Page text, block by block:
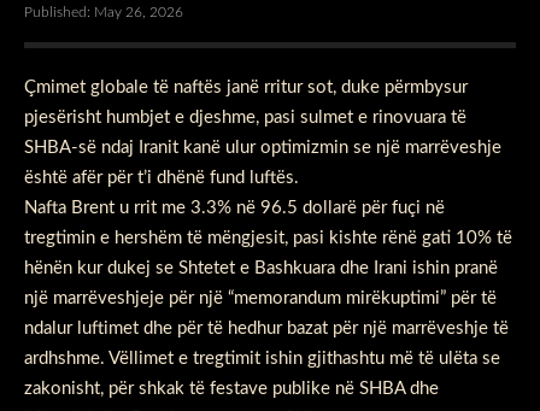
Published: May 26, 2026
Çmimet globale të naftës janë rritur sot, duke përmbysur
pjesërisht humbjet e djeshme, pasi sulmet e rinovuara të
SHBA-së ndaj Iranit kanë ulur optimizmin se një marrëveshje
është afër për t’i dhënë fund luftës.
Nafta Brent u rrit me 3.3% në 96.5 dollarë për fuçi në
tregtimin e hershëm të mëngjesit, pasi kishte rënë gati 10% të
hënën kur dukej se Shtetet e Bashkuara dhe Irani ishin pranë
një marrëveshjeje për një “memorandum mirëkuptimi” për të
ndalur luftimet dhe për të hedhur bazat për një marrëveshje të
ardhshme. Vëllimet e tregtimit ishin gjithashtu më të ulëta se
zakonisht, për shkak të festave publike në SHBA dhe